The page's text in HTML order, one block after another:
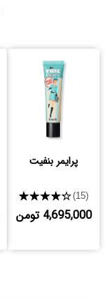
پرایمر بنفیت
★★★★★(15)
4,695,000 تومن